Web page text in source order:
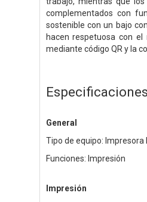
complementados con
sostenible con un bajo
hacen respetuosa con
mediante código QR y la
General
Tipo de equipo:
Funciones: Impresión
Impresión